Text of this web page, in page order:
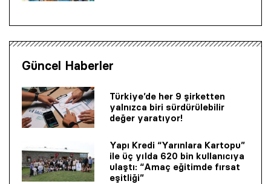
Güncel Haberler
Türkiye’de her 9 şirketten
yalnızca biri sürdürülebilir
değer yaratıyor!
Yapı Kredi “Yarınlara Kartopu”
ile üç yılda 620 bin kullanıcıya
ulaştı: “Amaç eğitimde fırsat
eşitliği”